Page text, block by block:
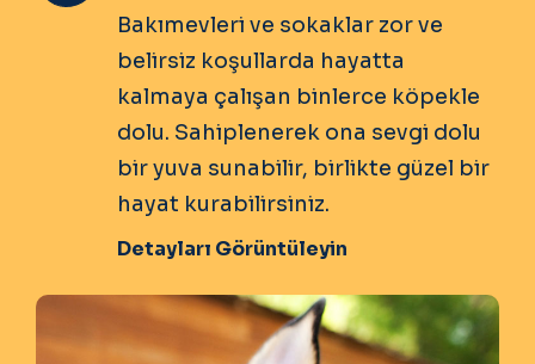
Bakımevleri ve sokaklar zor ve
belirsiz koşullarda hayatta
kalmaya çalışan binlerce köpekle
dolu. Sahiplenerek ona sevgi dolu
bir yuva sunabilir, birlikte güzel bir
hayat kurabilirsiniz.
Detayları Görüntüleyin